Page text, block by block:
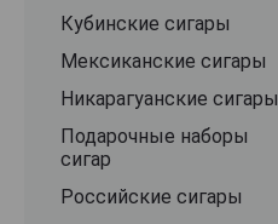
Кубинские сигары
Мексиканские сигары
Никарагуанские сигары
Подарочные наборы
сигар
Российские сигары